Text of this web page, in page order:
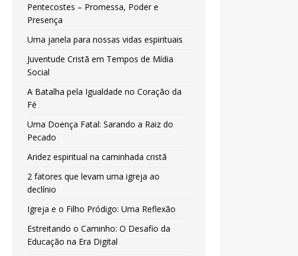
Pentecostes – Promessa, Poder e
Presença
Uma janela para nossas vidas espirituais
Juventude Cristã em Tempos de Mídia
Social
A Batalha pela Igualdade no Coração da
Fé
Uma Doença Fatal: Sarando a Raiz do
Pecado
Aridez espiritual na caminhada cristã
2 fatores que levam uma igreja ao
declínio
Igreja e o Filho Pródigo: Uma Reflexão
Estreitando o Caminho: O Desafio da
Educação na Era Digital